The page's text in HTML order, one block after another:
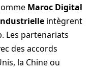
Maroc Digital
intègrent
Les partenariats
des accords
la Chine ou